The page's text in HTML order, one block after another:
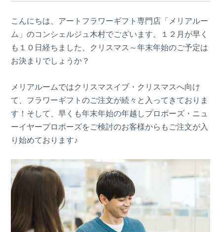
こんにちは、アートフラワーギフト専門店「メリアルー
ム」のコンシェルジュ木村でございます。１２月が早く
も１０日経ちました、クリスマス～年末年始のご予定は
お決まりでしょうか？
メリアルームではクリスマスイブ・クリスマスへ向け
て、フラワーギフトのご注文が続々と入ってきておりま
す！そして、早くも年末年始の年越しプロポーズ・ニュ
ーイヤープロポーズをご検討のお客様からもご注文が入
り始めております♪